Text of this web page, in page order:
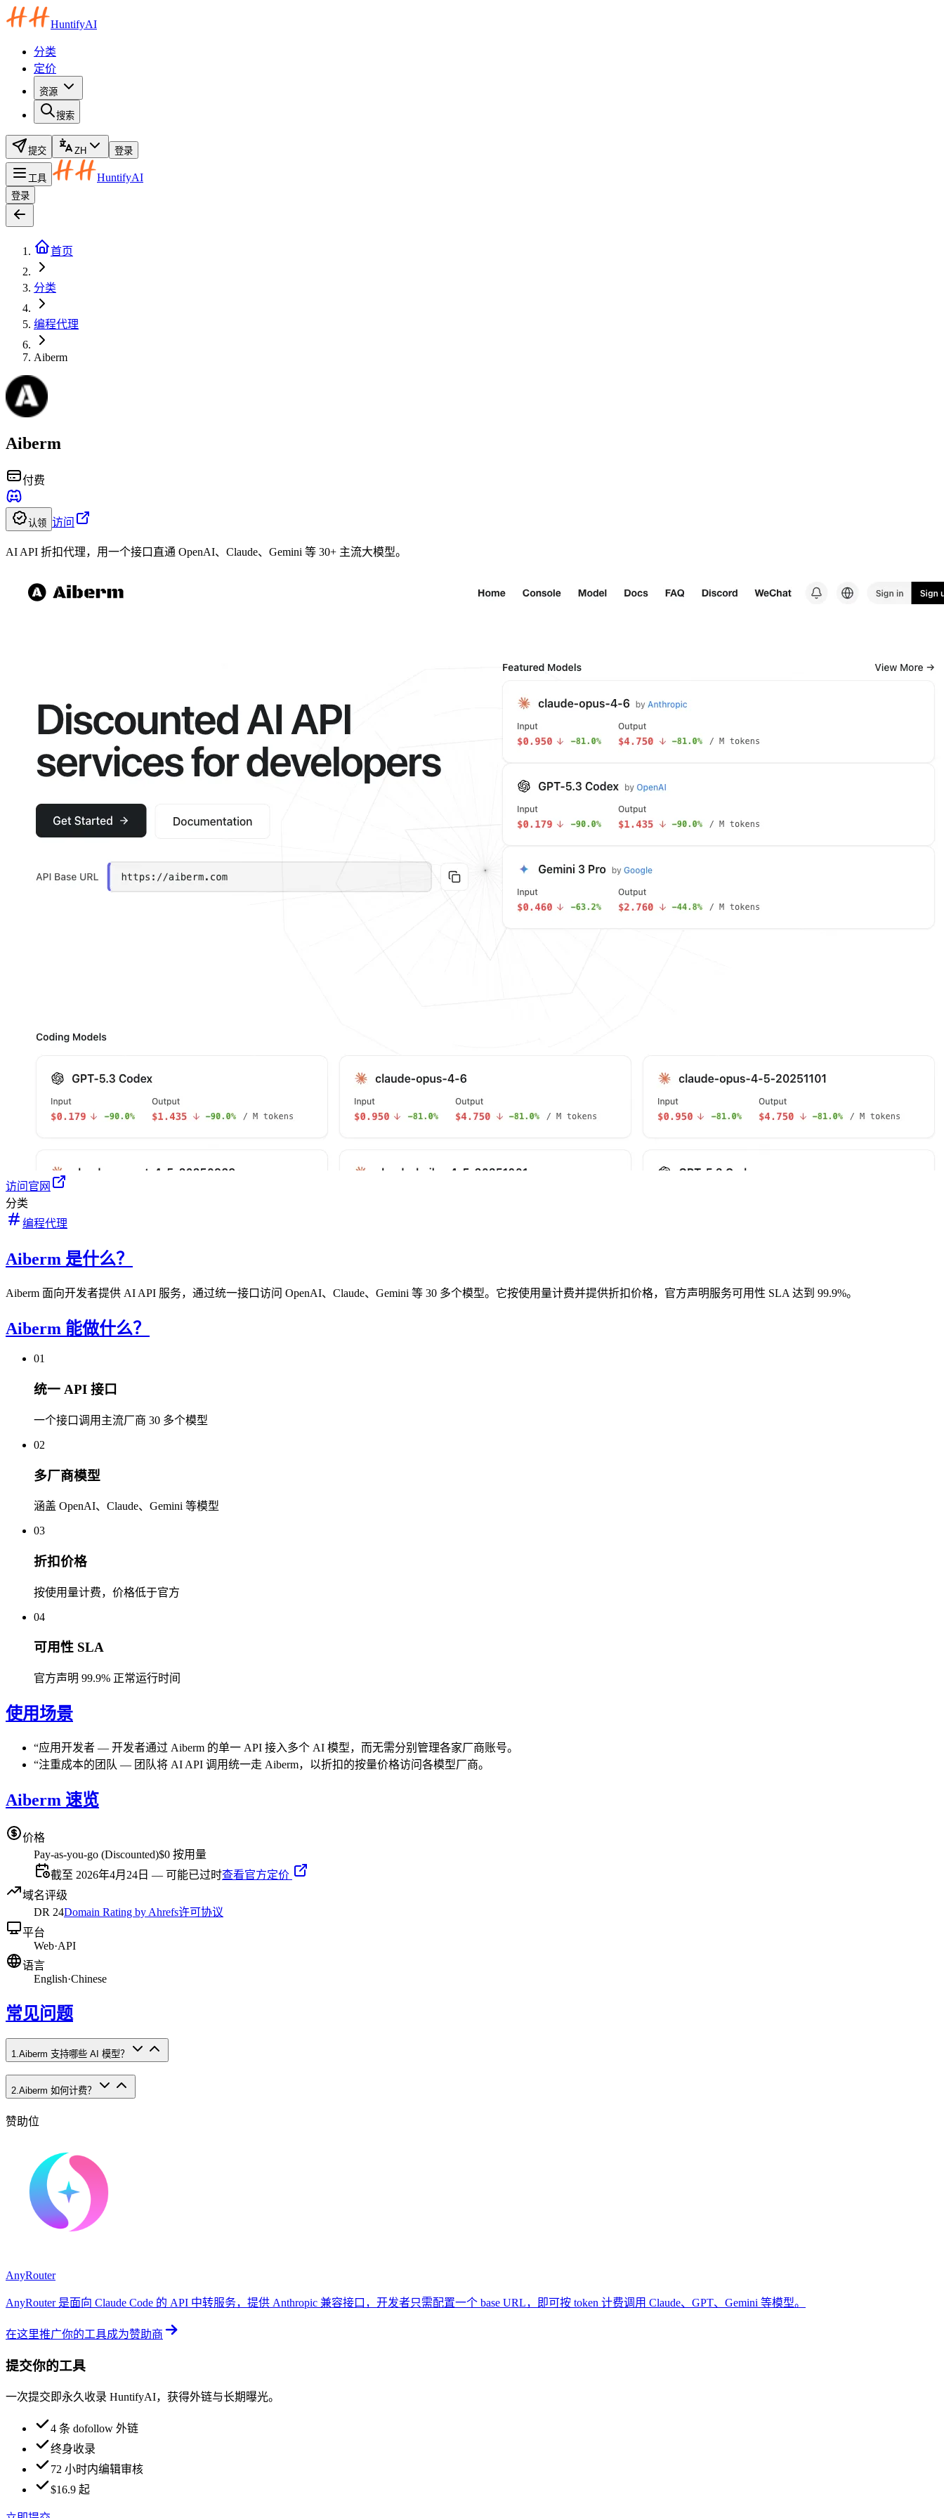
HuntifyAI
分类
定价
资源
搜索
提交 ZH 登录
工具 HuntifyAI
登录
首页
分类
编程代理
Aiberm
Aiberm
付费
认领 访问
AI API 折扣代理，用一个接口直通 OpenAI、Claude、Gemini 等 30+ 主流大模型。
访问官网
分类
编程代理
Aiberm 是什么？
Aiberm 面向开发者提供 AI API 服务，通过统一接口访问 OpenAI、Claude、Gemini 等 30 多个模型。它按使用量计费并提供折扣价格，官方声明服务可用性 SLA 达到 99.9%。
Aiberm 能做什么？
01
统一 API 接口
一个接口调用主流厂商 30 多个模型
02
多厂商模型
涵盖 OpenAI、Claude、Gemini 等模型
03
折扣价格
按使用量计费，价格低于官方
04
可用性 SLA
官方声明 99.9% 正常运行时间
使用场景
“应用开发者 — 开发者通过 Aiberm 的单一 API 接入多个 AI 模型，而无需分别管理各家厂商账号。
“注重成本的团队 — 团队将 AI API 调用统一走 Aiberm，以折扣的按量价格访问各模型厂商。
Aiberm 速览
价格
Pay-as-you-go (Discounted)$0 按用量
截至 2026年4月24日 — 可能已过时查看官方定价
域名评级
DR 24Domain Rating by Ahrefs许可协议
平台
Web·API
语言
English·Chinese
常见问题
1 Aiberm 支持哪些 AI 模型？
2.Aiberm 如何计费？
赞助位
AnyRouter
AnyRouter 是面向 Claude Code 的 API 中转服务，提供 Anthropic 兼容接口，开发者只需配置一个 base URL，即可按 token 计费调用 Claude、GPT、Gemini 等模型。
在这里推广你的工具成为赞助商
提交你的工具
一次提交即永久收录 HuntifyAI，获得外链与长期曝光。
4 条 dofollow 外链
终身收录
72 小时内编辑审核
$16.9 起